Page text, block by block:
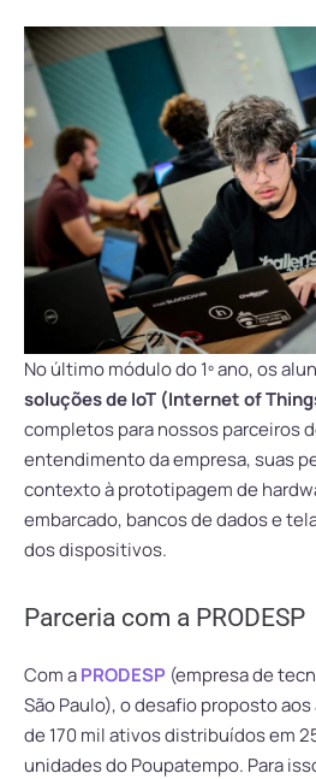
No último módulo do 1º ano, os
soluções de IoT (Internet of
completos para nossos parceiros
entendimento da empresa, suas
contexto à prototipagem de
embarcado, bancos de dados e
dos dispositivos.
Parceria com a PRODESP
Com aPRODESP (empresa de
São Paulo), o desafio proposto
de 170 mil ativos distribuídos em
unidades do Poupatempo. Para